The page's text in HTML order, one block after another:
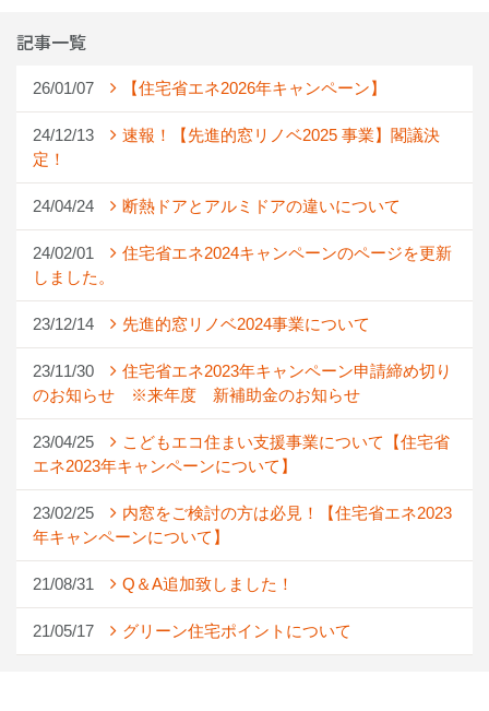
記事一覧
26/01/07 【住宅省エネ2026年キャンペーン】
24/12/13
速報！【先進的窓リノベ2025 事業】閣議決
定！
24/04/24 断熱ドアとアルミドアの違いについて
24/02/01
住宅省エネ2024キャンペーンのページを更新
しました。
23/12/14 先進的窓リノベ2024事業について
23/11/30
住宅省エネ2023年キャンペーン申請締め切り
のお知らせ ※来年度 新補助金のお知らせ
23/04/25
こどもエコ住まい支援事業について【住宅省
エネ2023年キャンペーンについて】
23/02/25
内窓をご検討の方は必見！【住宅省エネ2023
年キャンペーンについて】
21/08/31 Q＆A追加致しました！
21/05/17 グリーン住宅ポイントについて